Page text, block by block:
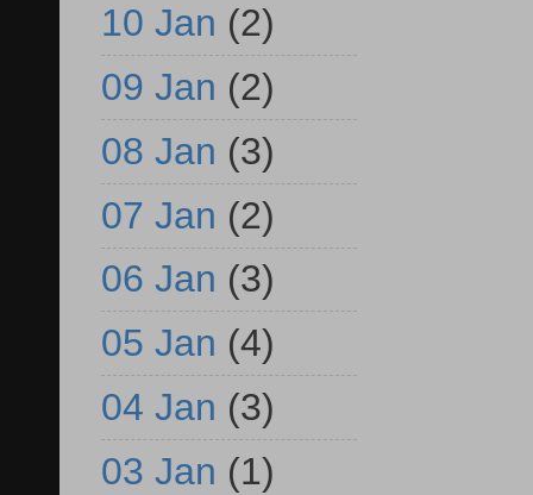
10 Jan (2)
09 Jan (2)
08 Jan (3)
07 Jan (2)
06 Jan (3)
05 Jan (4)
04 Jan (3)
03 Jan (1)